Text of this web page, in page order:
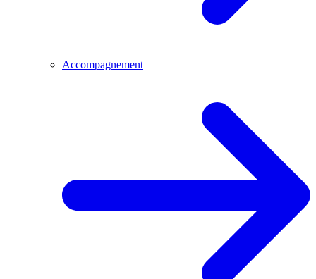
Accompagnement